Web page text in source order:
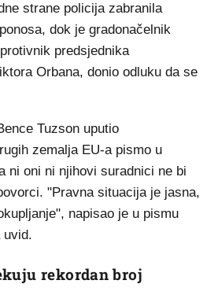
strane policija zabranila
dok je gradonačelnik
predsjednika
Orbana, donio odluku da se
Tuzson uputio
zemalja EU-a pismo u
ni oni ni njihovi suradnici ne bi
"Pravna situacija je jasna,
napisao je u pismu
uvid.
rekordan broj